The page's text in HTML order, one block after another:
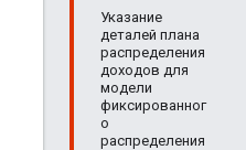
Указание
деталей плана
распределения
доходов для
модели
фиксированног
о
распределения